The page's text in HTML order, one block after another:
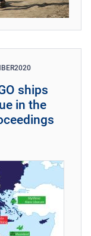
2020
ships
in the